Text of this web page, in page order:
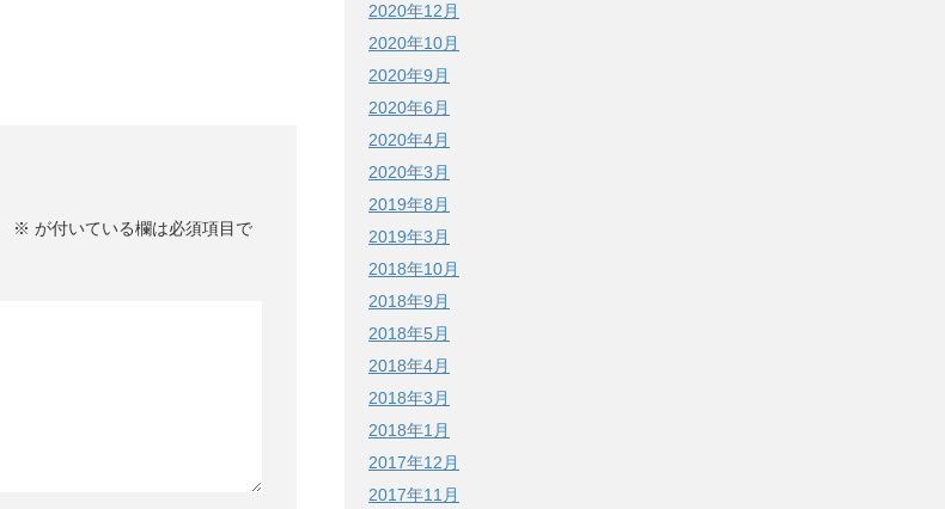
※ が付いている欄は必須項目で
2020年12月
2020年10月
2020年9月
2020年6月
2020年4月
2020年3月
2019年8月
2019年3月
2018年10月
2018年9月
2018年5月
2018年4月
2018年3月
2018年1月
2017年12月
2017年11月